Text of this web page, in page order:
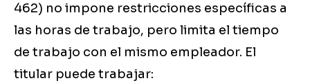
462) no impone restricciones específicas a
las horas de trabajo, pero limita el tiempo
de trabajo con el mismo empleador. El
titular puede trabajar: